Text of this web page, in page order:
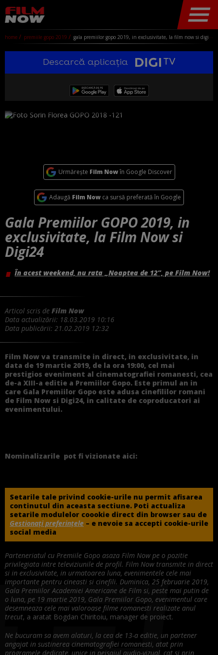
home premiile gopo 2019 gala premiilor gopo 2019, in exclusivitate, la film now si digi24
Descarcă aplicația
Urmărește Film Nowîn Google Discover
Adaugă Film Now ca sursă preferată în Google
Gala Premiilor GOPO 2019, in
exclusivitate, la Film Now si
Digi24
În acest weekend, nu rata „Noaptea de 12”, pe Film Now!
Articol scris de Film Now
Data actualizării: 18.03.2019 10:16
Data publicării: 21.02.2019 12:32
Film Now va transmite in direct, in exclusivitate, in
data de 19 martie 2019, de la ora 19:00, cel mai
prestigios eveniment al cinematografiei romanesti, cea
de-a XIII-a editie a Premiilor Gopo. Este primul an in
care Gala Premiilor Gopo este adusa cinefililor romani
de Film Now si Digi24, in calitate de coproducatori ai
evenimentului.
Nominalizarile pot fi vizionate aici:
Setarile tale privind cookie-urile nu permit afisarea
continutul din aceasta sectiune. Poti actualiza
setarile modulelor coookie direct din browser sau de
Gestionați preferințele – e nevoie sa accepti cookie-urile
social media
Parteneriatul cu Premiile Gopo asaza Film Now pe o pozitie
privilegiata intre televiziunile de profil. Film Now transmite in direct
si in exclusivitate, in urmatoarea luna, evenimentele cele mai
importante pentru cineasti si cinefili. Duminica, 25 februarie 2019,
Gala Premiilor Academiei Americane de Film si, peste mai putin de
o luna, pe 19 martie 2019, Gala Premiilor Gopo, evenimentul care
desemneaza cele mai valoroase filme romanesti realizate anul
trecut, a aratat Bogdan Chiritoiu, manager de proiect.
Ne bucuram sa avem alaturi, la cea de 13-a editie, un partener
angajat in sustinerea cinematografiei romanesti, atat prin
programele dedicate, unice in peisajul audio-vizual, cat si prin